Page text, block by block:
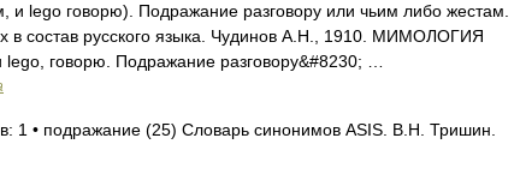
и lego говорю). Подражание разговору или чьим либо жестам.
в состав русского языка. Чудинов А.Н., 1910. МИМОЛОГИЯ
говорю. Подражание разговору&#8230; …
1 • подражание (25) Словарь синонимов ASIS. В.Н. Тришин.